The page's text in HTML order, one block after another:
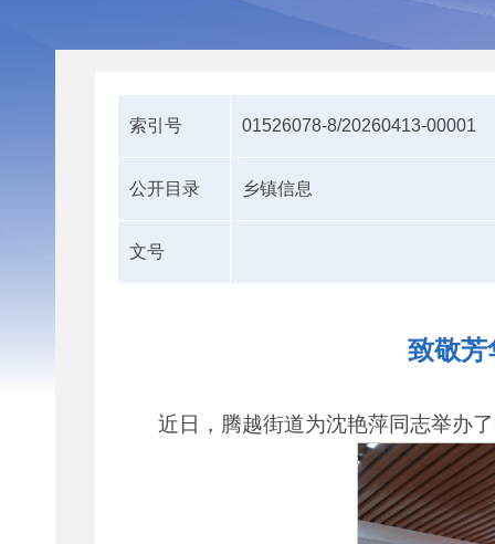
索引号 01526078-8/20260413-00001
公开目录 乡镇信息
文号
致敬芳
近日，腾越街道为沈艳萍同志举办